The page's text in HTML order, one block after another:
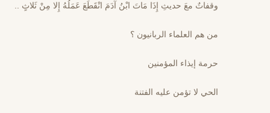
وقفاتٌ معَ حديثِ إِذَا مَاتَ ابْنُ آدَمَ انْقَطَعَ عَمَلُهُ إِلا مِنْ ثَلاثٍ ..
من هم العلماء الربانيون ؟
حرمة إيذاء المؤمنين
الحي لا تؤمن عليه الفتنة